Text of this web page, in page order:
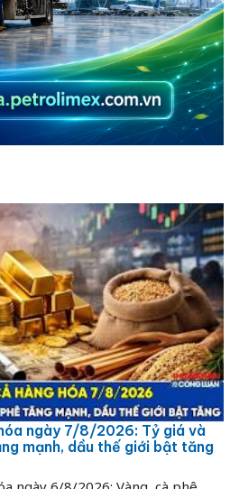
ngày 7/8/2026: Tỷ giá và
mạnh, dầu thế giới bật tăng